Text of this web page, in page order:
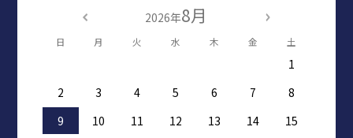
2026年8月
日 月 火 水 木 金 土
1
2
3 4 5 6 7
8
9
10 11 12 13 14
15